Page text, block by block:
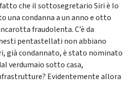
che il sottosegretario Siri è lo
una condanna a un anno e otto
fraudolenta. C’è da
pentastellati non abbiano
già condannato, è stato nominato
verdumaio sotto casa,
Evidentemente allora